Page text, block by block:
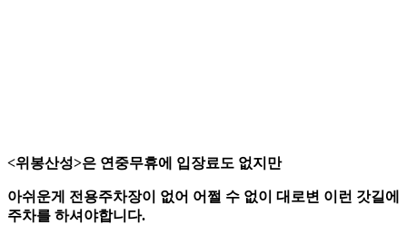
<위봉산성>은 연중무휴에 입장료도 없지만
아쉬운게 전용주차장이 없어 어쩔 수 없이 대로변 이런 갓길에
주차를 하셔야합니다.